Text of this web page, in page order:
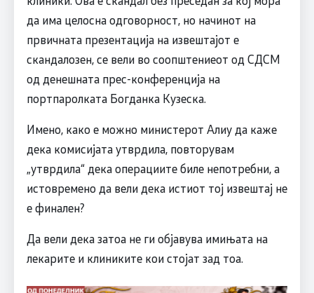
да има целосна одговорност, но начинот на
првичната презентација на извештајот е
скандалозен, се вели во соопштениеот од СДСМ
од денешната прес-конференција на
портпаролката Богданка Кузеска.
Имено, како е можно министерот Алиу да каже
дека комисијата утврдила, повторувам
„утврдила“ дека операциите биле непотребни, а
истовремено да вели дека истиот тој извештај не
е финален?
Да вели дека затоа не ги објавува имињата на
лекарите и клиниките кои стојат зад тоа.